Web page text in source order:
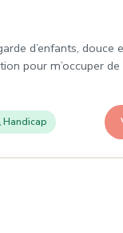
d’enfants, douce
pour m’occuper
Handicap